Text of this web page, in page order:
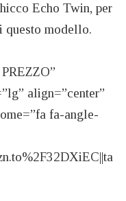
Echo Twin, per
questo modello.
align=”center”
fa-angle-